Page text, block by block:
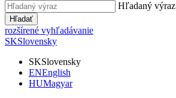
Hľadaný výraz
Hľadať
rozšírené vyhľadávanie
SKSlovensky
SKSlovensky
ENEnglish
HUMagyar